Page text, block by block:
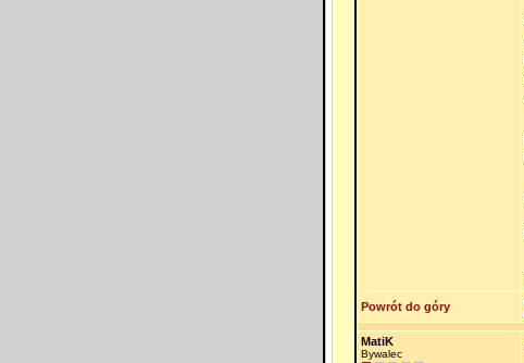
Powrót do góry
MatiK
Bywalec